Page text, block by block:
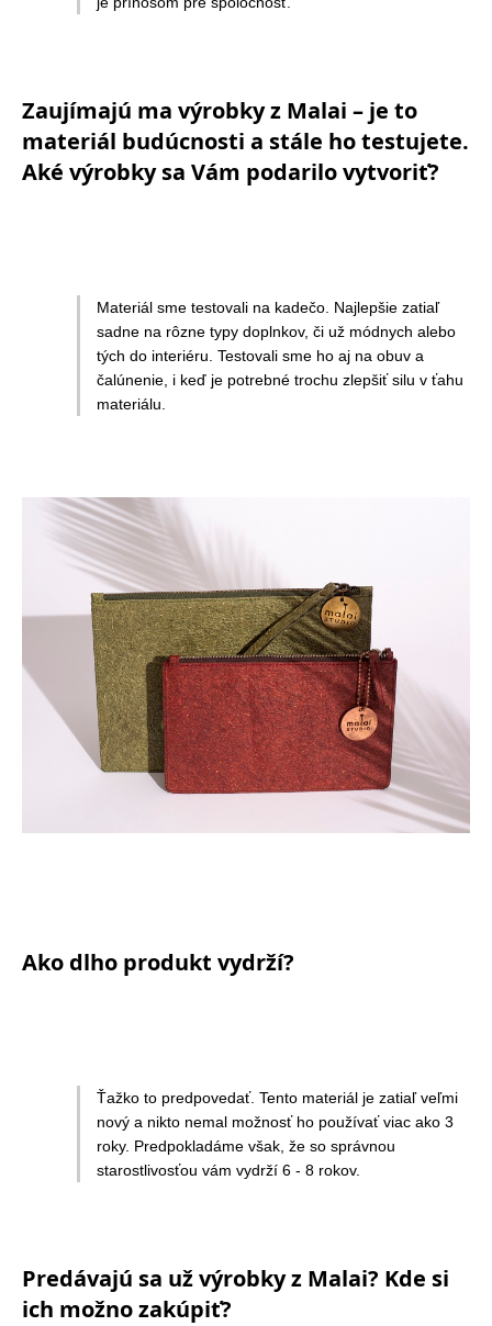
Zaujímajú ma výrobky z Malai – je to
materiál budúcnosti a stále ho testujete.
Aké výrobky sa Vám podarilo vytvoriť?
Materiál sme testovali na kadečo. Najlepšie zatiaľ
sadne na rôzne typy doplnkov, či už módnych alebo
tých do interiéru. Testovali sme ho aj na obuv a
čalúnenie, i keď je potrebné trochu zlepšiť silu v ťahu
materiálu.
Ako dlho produkt vydrží?
Ťažko to predpovedať. Tento materiál je zatiaľ veľmi
nový a nikto nemal možnosť ho používať viac ako 3
roky. Predpokladáme však, že so správnou
starostlivosťou vám vydrží 6 - 8 rokov.
Predávajú sa už výrobky z Malai? Kde si
ich možno zakúpiť?